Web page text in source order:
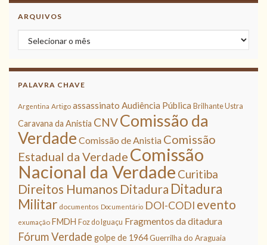
ARQUIVOS
Arquivos
PALAVRA CHAVE
Argentina Artigo assassinato Audiência Pública Brilhante Ustra
Caravana da Anistia CNVComissão da
Verdade Comissão de Anistia Comissão
Estadual da Verdade Comissão
Nacional da Verdade Curitiba
Direitos Humanos Ditadura Ditadura
Militar documentos Documentário DOI-CODI evento
exumação FMDH Foz do Iguaçu Fragmentos da ditadura
Fórum Verdade golpe de 1964Guerrilha do Araguaia